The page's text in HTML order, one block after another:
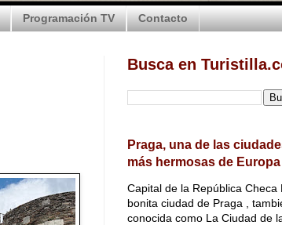
Programación TV Contacto
Busca en
Praga, una de las
más hermosas de Europa
Capital de la República Checa
bonita ciudad de Praga ,
conocida como La Ciudad de